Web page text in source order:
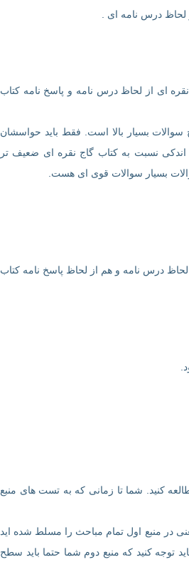
درس نامه ای .
ای از لحاظ درس نامه و پاسخ نامه کتاب
بسیار بالا است. فقط باید حواسشان
نسبت به کتاب گاج نقره ای ضعیف تر
بسیار سوالات قوی ای هست.
درس نامه و هم از لحاظ پاسخ نامه کتاب
کنید. شما تا زمانی که به تست های منبع
در منبع اول تمام مباحث را مسلط شده اید
توجه کنید که منبع دوم شما حتما باید سطح